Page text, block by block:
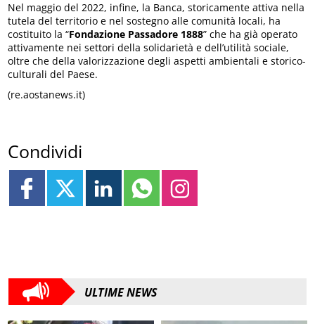
Nel maggio del 2022, infine, la Banca, storicamente attiva nella
tutela del territorio e nel sostegno alle comunità locali, ha
costituito la “Fondazione Passadore 1888” che ha già operato
attivamente nei settori della solidarietà e dell’utilità sociale,
oltre che della valorizzazione degli aspetti ambientali e storico-
culturali del Paese.
(re.aostanews.it)
Condividi
ULTIME NEWS